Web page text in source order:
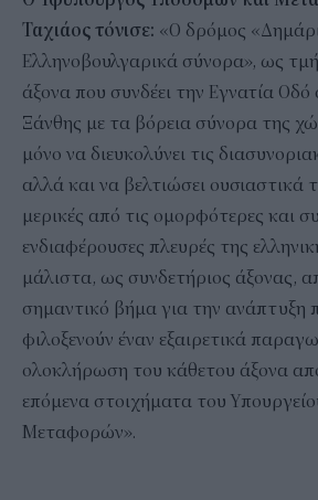
Ταχιάος τόνισε: «Ο δρόμος
Ελληνοβουλγαρικά σύνορα», ως
άξονα που συνδέει την Εγνατία
Ξάνθης με τα βόρεια σύνορα της
μόνο να διευκολύνει τις
αλλά και να βελτιώσει ουσιαστικά
μερικές από τις ομορφότερες και
ενδιαφέρουσες πλευρές της
μάλιστα, ως συνδετήριος άξονας,
σημαντικό βήμα για την ανάπτυξη
φιλοξενούν έναν εξαιρετικά
ολοκλήρωση του κάθετου άξονα
επόμενα στοιχήματα του
Μεταφορών».